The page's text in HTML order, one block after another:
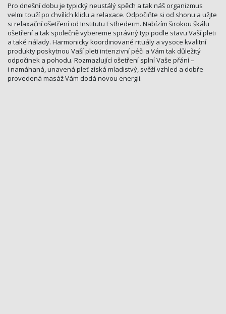
Pro dnešní dobu je typický neustálý spěch a tak náš organizmus
velmi touží po chvílích klidu a relaxace. Odpočiňte si od shonu a užjte
si relaxační ošetření od Institutu Esthederm. Nabízím širokou škálu
ošetření a tak společně vybereme správný typ podle stavu Vaší pleti
a také nálady. Harmonicky koordinované rituály a vysoce kvalitní
produkty poskytnou Vaší pleti intenzivní péči a Vám tak důležitý
odpočinek a pohodu. Rozmazlující ošetření splní Vaše přání –
i namáhaná, unavená pleť získá mladistvý, svěží vzhled a dobře
provedená masáž Vám dodá novou energii.